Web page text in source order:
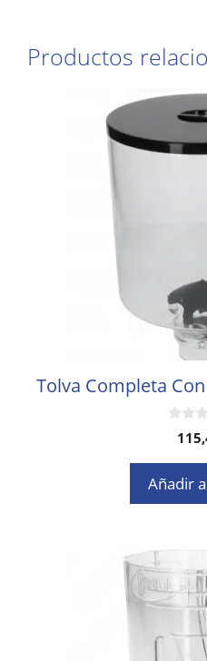
Productos
Tolva Completa
Añadir